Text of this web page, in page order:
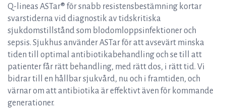
Q-lineas ASTar® för snabb resistensbestämning kortar
svarstiderna vid diagnostik av tidskritiska
sjukdomstillstånd som blodomloppsinfektioner och
sepsis. Sjukhus använder ASTar för att avsevärt minska
tiden till optimal antibiotikabehandling och se till att
patienter får rätt behandling, med rätt dos, i rätt tid. Vi
bidrar till en hållbar sjukvård, nu och i framtiden, och
värnar om att antibiotika är effektivt även för kommande
generationer.